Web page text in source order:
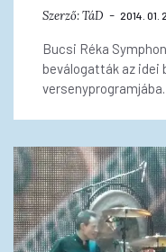
Szerző:TáD 2014. 01.
Bucsi Réka
beválogatták az
versenyprogramjába.